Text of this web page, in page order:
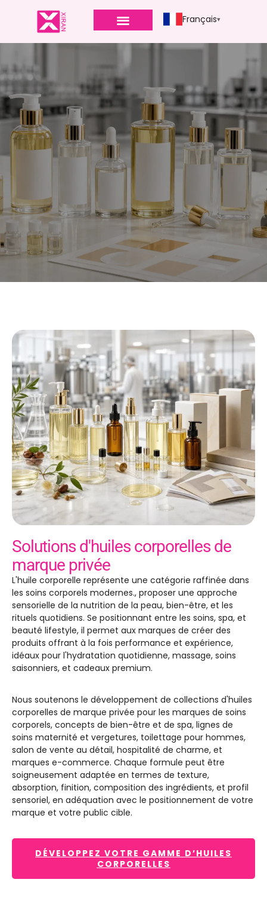
Français
Nous aidons les marques de beauté à créer,
personnaliser, et fabriquer des produits d'huile
corporelle de haute qualité avec une marque
privée flexible, OEM, et solutions ODM adaptées
aux différents marchés et positionnement de la
marque.
CRÉEZ VOTRE FORMULE D'HUILE
CORPORELLE
Solutions d'huiles corporelles de
marque privée
L'huile corporelle représente une catégorie raffinée dans
les soins corporels modernes., proposer une approche
sensorielle de la nutrition de la peau, bien-être, et les
rituels quotidiens. Se positionnant entre les soins, spa, et
beauté lifestyle, il permet aux marques de créer des
produits offrant à la fois performance et expérience,
idéaux pour l'hydratation quotidienne, massage, soins
saisonniers, et cadeaux premium.
Nous soutenons le développement de collections d'huiles
corporelles de marque privée pour les marques de soins
corporels, concepts de bien-être et de spa, lignes de
soins maternité et vergetures, toilettage pour hommes,
salon de vente au détail, hospitalité de charme, et
marques e-commerce. Chaque formule peut être
soigneusement adaptée en termes de texture,
absorption, finition, composition des ingrédients, et profil
sensoriel, en adéquation avec le positionnement de votre
marque et votre public cible.
DÉVELOPPEZ VOTRE GAMME D’HUILES
CORPORELLES